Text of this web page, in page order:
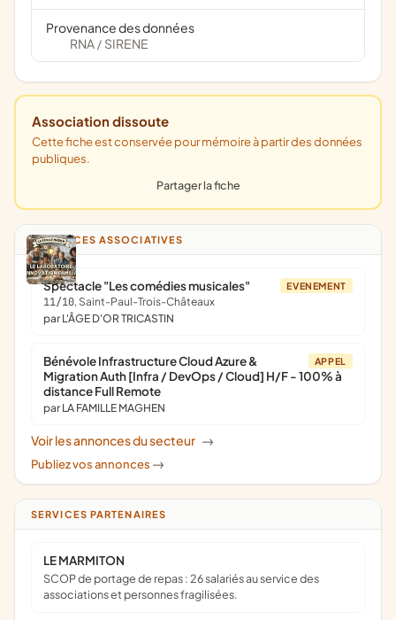
Provenance des données
RNA / SIRENE
Association dissoute
Cette fiche est conservée pour mémoire à partir des données
publiques.
Partager la fiche
ANNONCES ASSOCIATIVES
EVENEMENT
Spectacle "Les comédies musicales"
11/10, Saint-Paul-Trois-Châteaux
par L'ÂGE D'OR TRICASTIN
APPEL
Bénévole Infrastructure Cloud Azure &
Migration Auth [Infra / DevOps / Cloud] H/F - 100% à
distance Full Remote
par LA FAMILLE MAGHEN
Voir les annonces du secteur ->
Publiez vos annonces ->
SERVICES PARTENAIRES
LE MARMITON
SCOP de portage de repas : 26 salariés au service des
associations et personnes fragilisées.